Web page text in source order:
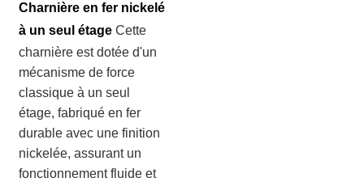
Charnière en fer nickelé
à un seul étage Cette
charnière est dotée d'un
mécanisme de force
classique à un seul
étage, fabriqué en fer
durable avec une finition
nickelée, assurant un
fonctionnement fluide et